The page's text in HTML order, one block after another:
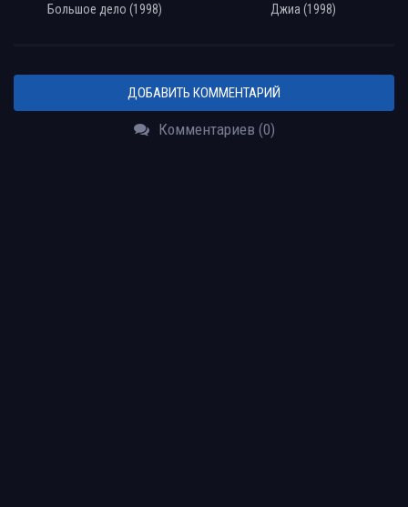
Большое дело (1998) Джиа (1998)
ДОБАВИТЬ КОММЕНТАРИЙ
Комментариев (0)